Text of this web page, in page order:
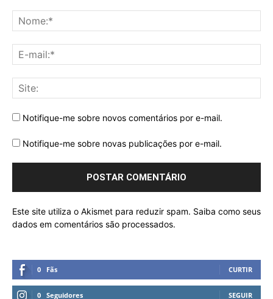
Notifique-me sobre novos comentários por e-mail.
Notifique-me sobre novas publicações por e-mail.
Este site utiliza o Akismet para reduzir spam. Saiba como seus
dados em comentários são processados.
0 Fãs CURTIR
0 Seguidores SEGUIR